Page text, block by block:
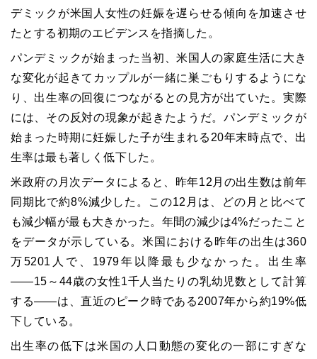
デミックが米国人女性の妊娠を遅らせる傾向を加速させ
たとする初期のエビデンスを指摘した。
パンデミックが始まった当初、米国人の家庭生活に大き
な変化が起きてカップルが一緒に巣ごもりするようにな
り、出生率の回復につながるとの見方が出ていた。実際
には、その反対の現象が起きたようだ。パンデミックが
始まった時期に妊娠した子が生まれる20年末時点で、出
生率は最も著しく低下した。
米政府の月次データによると、昨年12月の出生数は前年
同期比で約8%減少した。この12月は、どの月と比べて
も減少幅が最も大きかった。年間の減少は4%だったこと
をデータが示している。米国における昨年の出生は360
万5201人で、1979年以降最も少なかった。出生率
――15～44歳の女性1千人当たりの乳幼児数として計算
する――は、直近のピーク時である2007年から約19%低
下している。
出生率の低下は米国の人口動態の変化の一部にすぎな